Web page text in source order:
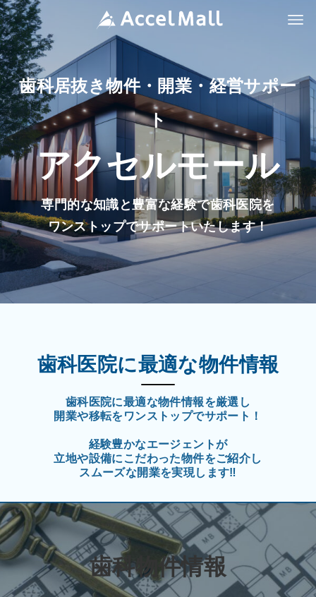
歯科居抜き物件・開業・経営サポー
ト
アクセルモール
専門的な知識と豊富な経験で歯科医院を
ワンストップでサポートいたします！
歯科医院に最適な物件情報
歯科医院に最適な物件情報を厳選し
開業や移転をワンストップでサポート！
経験豊かなエージェントが
立地や設備にこだわった物件をご紹介し
スムーズな開業を実現します‼︎
歯科物件情報